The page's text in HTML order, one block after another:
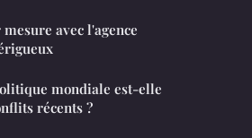
avec l'agence
mondiale est-elle
récents ?